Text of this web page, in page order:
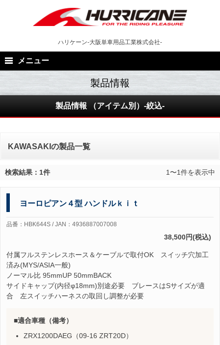
ハリケーン-大阪単車用品工業株式会社-
メニュー
製品情報 （アイテム別）-絞込-
KAWASAKIの製品一覧
検索結果：1件 1〜1件を表示中
ヨーロピアン４型 ハンドルｋｉｔ
品番：HBK644S / JAN：4936887007008
38,500円(税込)
付属フルステンレスホース＆ケーブルで取付OK スイッチ穴加工
済み(MYS/ASIA一般)
ノーマル比 95mmUP 50mmBACK
サイドキャップ(内径φ18mm)別途必要 ブレースはSサイズが適
合 左スイッチハーネスの取回し調整が必要
適合車種（備考）
ZRX1200DAEG（09-16 ZRT20D）